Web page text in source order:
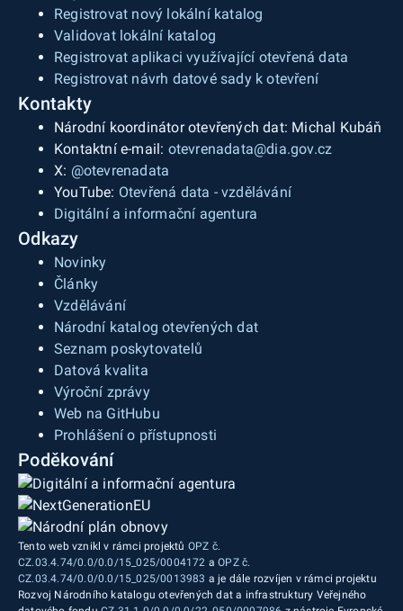
Registrovat nový lokální katalog
Validovat lokální katalog
Registrovat aplikaci využívající otevřená data
Registrovat návrh datové sady k otevření
Kontakty
Národní koordinátor otevřených dat: Michal Kubáň
Kontaktní e-mail: otevrenadata@dia.gov.cz
X: @otevrenadata
YouTube: Otevřená data - vzdělávání
Digitální a informační agentura
Odkazy
Novinky
Články
Vzdělávání
Národní katalog otevřených dat
Seznam poskytovatelů
Datová kvalita
Výroční zprávy
Web na GitHubu
Prohlášení o přístupnosti
Poděkování
Tento web vznikl v rámci projektů OPZ č.
CZ.03.4.74/0.0/0.0/15_025/0004172 aOPZ č.
CZ.03.4.74/0.0/0.0/15_025/0013983 a je dále rozvíjen v rámci projektu
Rozvoj Národního katalogu otevřených dat a infrastruktury Veřejného